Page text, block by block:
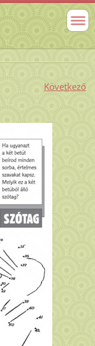
Következő